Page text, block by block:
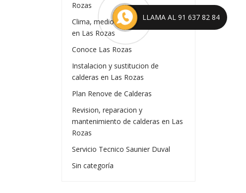
Rozas
Clima, medioambiente y calderas
en Las Rozas
Conoce Las Rozas
Instalacion y sustitucion de
calderas en Las Rozas
Plan Renove de Calderas
Revision, reparacion y
mantenimiento de calderas en Las
Rozas
Servicio Tecnico Saunier Duval
Sin categoría
LLAMA AL 91 637 82 84